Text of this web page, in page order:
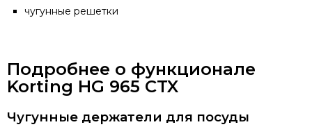
чугунные решетки
Подробнее о функционале
Korting HG 965 CTX
Чугунные держатели для посуды